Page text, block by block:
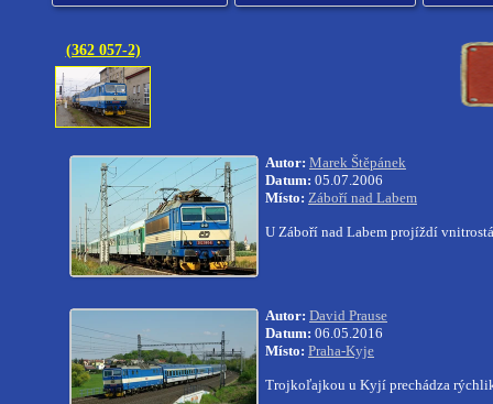
(362 057-2)
Autor: Marek Štěpánek
Datum: 05.07.2006
Místo: Záboří nad Labem
U Záboří nad Labem projíždí
Autor: David Prause
Datum: 06.05.2016
Místo: Praha-Kyje
Trojkoľajkou u Kyjí prechádza